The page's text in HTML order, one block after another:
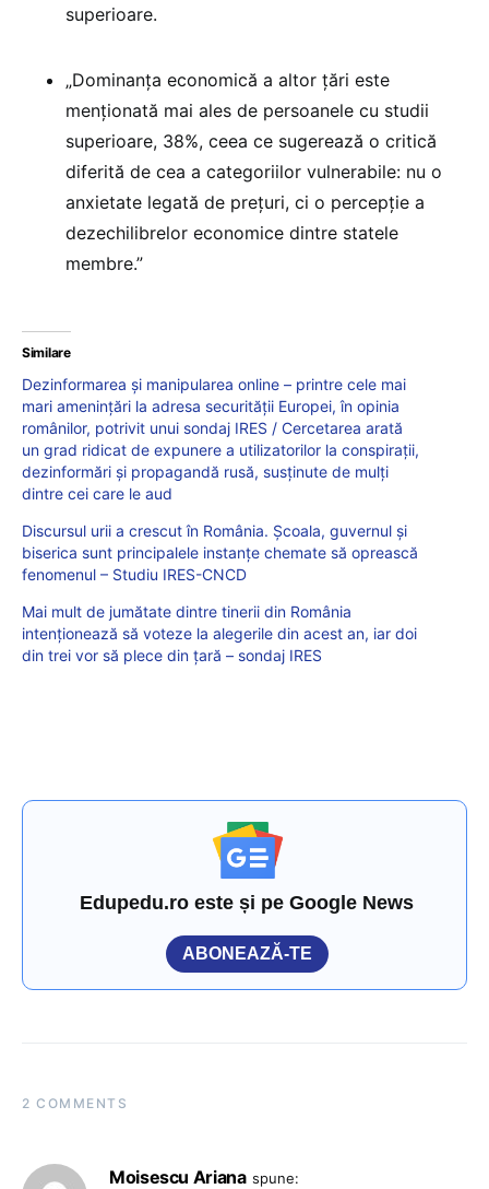
superioare.
„Dominanța economică a altor țări este
menționată mai ales de persoanele cu studii
superioare, 38%, ceea ce sugerează o critică
diferită de cea a categoriilor vulnerabile: nu o
anxietate legată de prețuri, ci o percepție a
dezechilibrelor economice dintre statele
membre.”
Similare
Dezinformarea și manipularea online – printre cele mai
mari amenințări la adresa securității Europei, în opinia
românilor, potrivit unui sondaj IRES / Cercetarea arată
un grad ridicat de expunere a utilizatorilor la conspirații,
dezinformări și propagandă rusă, susținute de mulți
dintre cei care le aud
Discursul urii a crescut în România. Școala, guvernul și
biserica sunt principalele instanțe chemate să oprească
fenomenul – Studiu IRES-CNCD
Mai mult de jumătate dintre tinerii din România
intenționează să voteze la alegerile din acest an, iar doi
din trei vor să plece din țară – sondaj IRES
Edupedu.ro este și pe Google News
ABONEAZĂ-TE
2 COMMENTS
Moisescu Ariana spune: